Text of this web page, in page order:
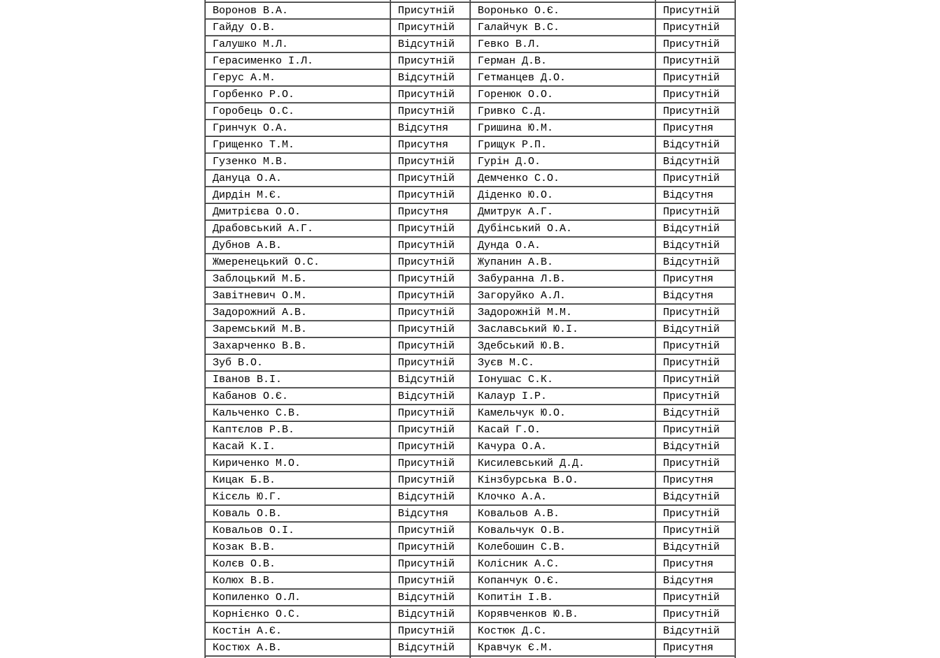
Воронов В.А.
Присутній Воронько О.Є.
Присутній
Гайду О.В.
Присутній Галайчук В.С.
Присутній
Галушко М.Л.
Відсутній Гевко В.Л.
Присутній
Герасименко І.Л.
Присутній Герман Д.В.
Присутній
Герус А.М.
Відсутній Гетманцев Д.О.
Присутній
Горбенко Р.О.
Присутній Горенюк О.О.
Присутній
Горобець О.С.
Присутній Гривко С.Д.
Присутній
Гринчук О.А.
Відсутня Гришина Ю.М.
Присутня
Грищенко Т.М.
Присутня Грищук Р.П.
Відсутній
Гузенко М.В.
Присутній Гурін Д.О.
Відсутній
Дануца О.А.
Присутній Демченко С.О.
Присутній
Дирдін М.Є.
Присутній Діденко Ю.О.
Відсутня
Дмитрієва О.О.
Присутня Дмитрук А.Г.
Присутній
Драбовський А.Г.
Присутній Дубінський О.А.
Відсутній
Дубнов А.В.
Присутній Дунда О.А.
Відсутній
Жмеренецький О.С.
Присутній Жупанин А.В.
Відсутній
Заблоцький М.Б.
Присутній Забуранна Л.В.
Присутня
Завітневич О.М.
Присутній Загоруйко А.Л.
Відсутня
Задорожний А.В.
Присутній Задорожній М.М.
Присутній
Заремський М.В.
Присутній Заславський Ю.І.
Відсутній
Захарченко В.В.
Присутній Здебський Ю.В.
Присутній
Зуб В.О.
Присутній Зуєв М.С.
Присутній
Іванов В.І.
Відсутній Іонушас С.К.
Присутній
Кабанов О.Є.
Відсутній Калаур І.Р.
Присутній
Кальченко С.В.
Присутній Камельчук Ю.О.
Відсутній
Каптєлов Р.В.
Присутній Касай Г.О.
Присутній
Касай К.І.
Присутній Качура О.А.
Відсутній
Кириченко М.О.
Присутній Кисилевський Д.Д.
Присутній
Кицак Б.В.
Присутній Кінзбурська В.О.
Присутня
Кісєль Ю.Г.
Відсутній Клочко А.А.
Відсутній
Коваль О.В.
Відсутня Ковальов А.В.
Присутній
Ковальов О.І.
Присутній Ковальчук О.В.
Присутній
Козак В.В.
Присутній Колебошин С.В.
Відсутній
Колєв О.В.
Присутній Колісник А.С.
Присутня
Колюх В.В.
Присутній Копанчук О.Є.
Відсутня
Копиленко О.Л.
Відсутній Копитін І.В.
Присутній
Корнієнко О.С.
Відсутній Корявченков Ю.В.
Присутній
Костін А.Є.
Присутній Костюк Д.С.
Відсутній
Костюх А.В.
Відсутній Кравчук Є.М.
Присутня